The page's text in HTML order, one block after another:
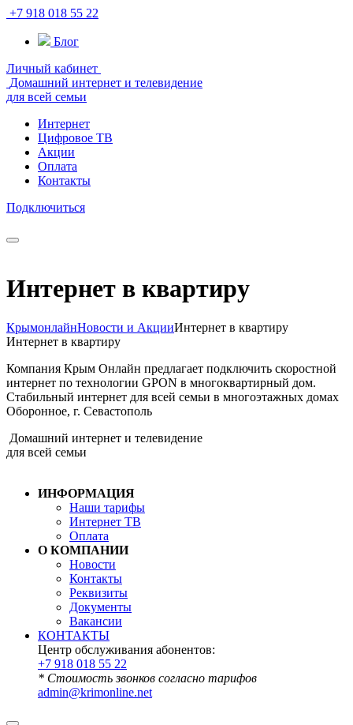
+7 918 018 55 22
Блог
Личный кабинет
Домашний интернет и телевидение
для всей семьи
Интернет
Цифровое ТВ
Акции
Оплата
Контакты
Подключиться
Интернет в квартиру
КрымонлайнНовости и АкцииИнтернет в квартиру
Интернет в квартиру
Компания Крым Онлайн предлагает подключить скоростной
интернет по технологии GPON в многоквартирный дом.
Стабильный интернет для всей семьи в многоэтажных домах
Оборонное, г. Севастополь
Домашний интернет и телевидение
для всей семьи
ИНФОРМАЦИЯ
Наши тарифы
Интернет ТВ
Оплата
О КОМПАНИИ
Новости
Контакты
Реквизиты
Документы
Вакансии
КОНТАКТЫ
Центр обслуживания абонентов:
+7 918 018 55 22
* Стоимость звонков согласно тарифов
admin@krimonline.net